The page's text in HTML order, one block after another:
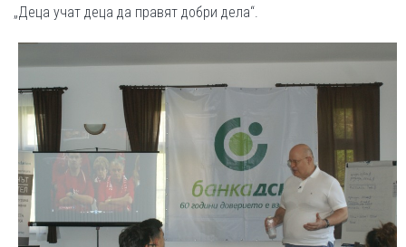
„Деца учат деца да правят добри дела“.